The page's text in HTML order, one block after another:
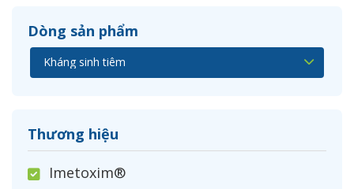
Dòng sản phẩm
Thương hiệu
Imetoxim®